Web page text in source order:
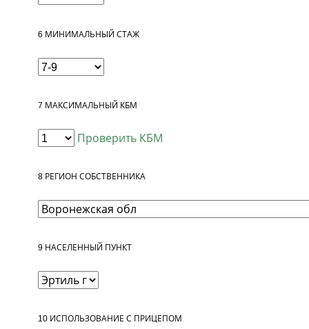
6 МИНИМАЛЬНЫЙ СТАЖ
7 МАКСИМАЛЬНЫЙ КБМ
Проверить КБМ
8 РЕГИОН СОБСТВЕННИКА
9 НАСЕЛЕННЫЙ ПУНКТ
10 ИСПОЛЬЗОВАНИЕ С ПРИЦЕПОМ